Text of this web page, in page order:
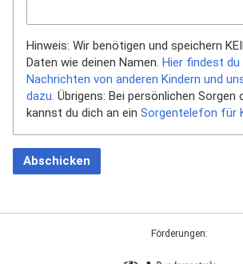
Hinweis: Wir benötigen und speichern
Daten wie deinen Namen. Hier findest du
Nachrichten von anderen Kindern und
dazu. Übrigens: Bei persönlichen Sorgen
kannst du dich an ein Sorgentelefon für
Abschicken
Förderungen: